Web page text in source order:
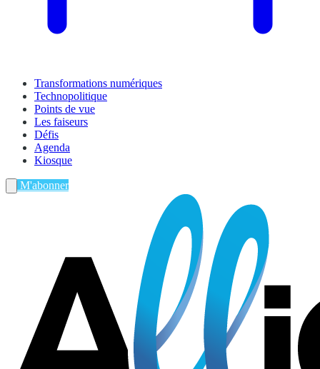
Transformations numériques
Technopolitique
Points de vue
Les faiseurs
Défis
Agenda
Kiosque
M'abonner